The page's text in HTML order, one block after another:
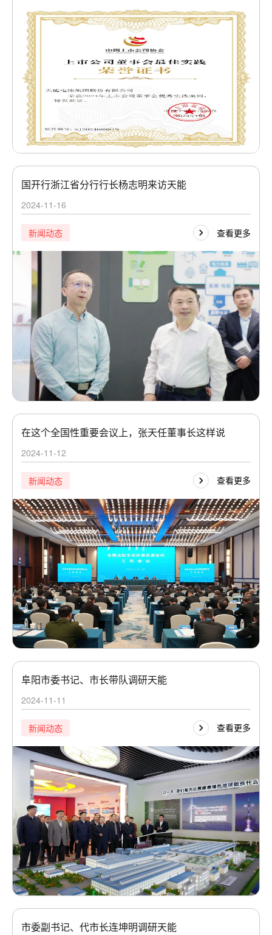
国开行浙江省分行行长杨志明来访天能
2024-11-16
新闻动态 查看更多
在这个全国性重要会议上，张天任董事长这样说
2024-11-12
新闻动态 查看更多
阜阳市委书记、市长带队调研天能
2024-11-11
新闻动态 查看更多
​市委副书记、代市长连坤明调研天能